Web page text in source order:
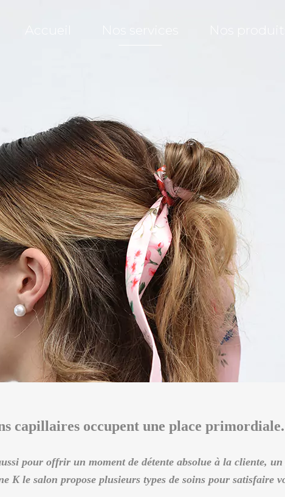
capillaires occupent une place primordiale.
pour offrir un moment de détente absolue à la cliente,
K le salon propose plusieurs types de soins pour satisfaire